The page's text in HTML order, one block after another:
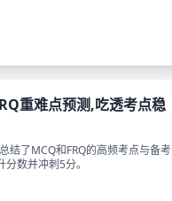
重难点预测,吃透考点稳
结了MCQ和FRQ的高频考点与备考
数并冲刺5分。